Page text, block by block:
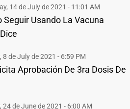
14 de July de 2021 - 11:01 AM
Seguir Usando La Vacuna
8 de July de 2021 - 6:59 PM
Aprobación De 3ra Dosis De
24 de June de 2021 - 6:00 AM